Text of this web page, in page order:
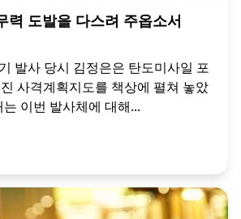
력 도발을 다스려 주옵소서
발사 당시 김정은은 탄도미사일 포
사격계획지도를 책상에 펼쳐 놓았
이번 발사체에 대해...